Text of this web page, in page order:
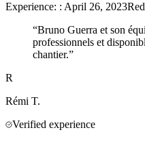
Experience: : April 26, 2023
“Bruno Guerra et son
professionnels et
chantier.”
R
Rémi T.
Verified experience